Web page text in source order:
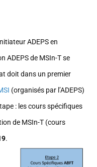
ADEPS en
ADEPS de MSIn-T se
doit dans un premier
(organisés par l’ADEPS)
: les cours spécifiques
de MSIn-T (cours
.